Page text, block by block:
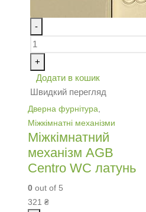
-
+
Додати в кошик
Швидкий перегляд
Дверна фурнітура
Міжкімнатні механізми
Міжкімнатний
механізм AGB
Centro WC латунь
0 out of 5
321 ₴